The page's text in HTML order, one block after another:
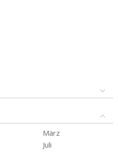
März
Juli